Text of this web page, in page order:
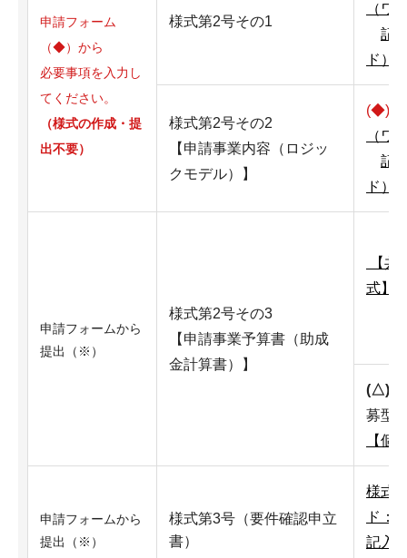
申請フォーム
（◆）から
必要事項を入力し
てください。
（様式の作成・提
出不要）
様式第2号その1
（ワ
記
ド）
様式第2号その2
【申請事業内容（ロジッ
クモデル）】
(◆)
（ワ
記
ド）
申請フォームから
提出（※）
様式第2号その3
【申請事業予算書（助成
金計算書）】
【共
式】
(△)
募型
【個
申請フォームから
提出（※）
様式第3号（要件確認申立
書）
様式3
ド：
記入